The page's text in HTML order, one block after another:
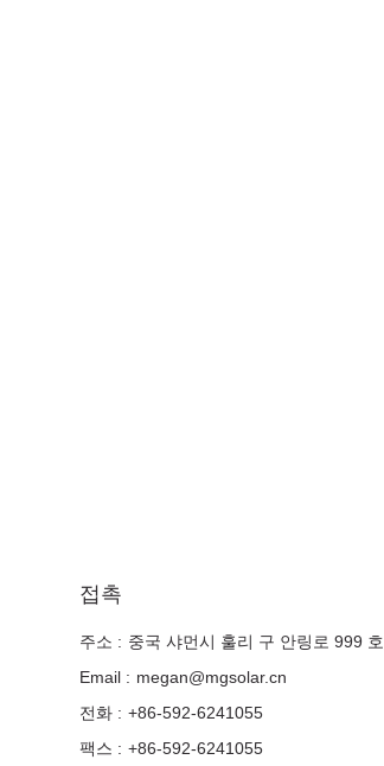
접촉
주소 : 중국 샤먼시 훌리 구 안링로 999 호
Email : megan@mgsolar.cn
전화 : +86-592-6241055
팩스 : +86-592-6241055